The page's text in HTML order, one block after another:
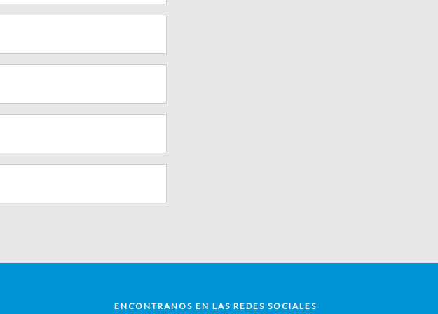
ENCONTRANOS EN LAS REDES SOCIALES